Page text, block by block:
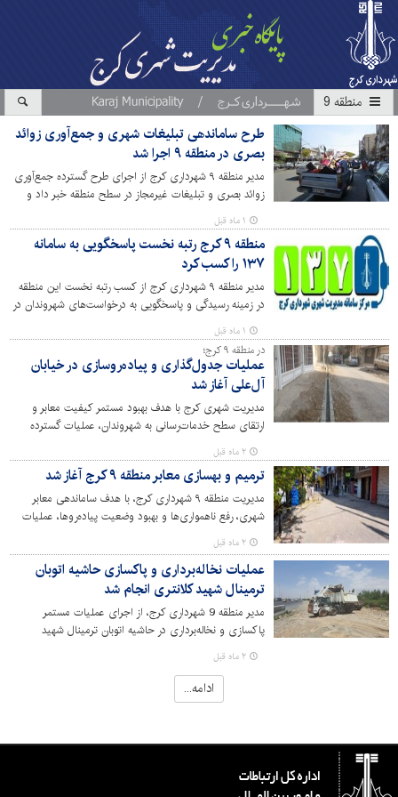
منطقه 9
طرح ساماندهی تبلیغات شهری و جمع‌آوری زوائد
بصری در منطقه ۹ اجرا شد
مدیر منطقه ۹ شهرداری کرج از اجرای طرح گسترده جمع‌آوری
زوائد بصری و تبلیغات غیرمجاز در سطح منطقه خبر داد و
گفت: ارتقای کیفیت منظر شهری و ساماندهی فضاهای
عمومی از اولویت‌های مدیریت شهری در منطقه ۹ است.
۱ ماه قبل
منطقه ۹ کرج رتبه نخست پاسخگویی به سامانه
۱۳۷ را کسب کرد
مدیر منطقه ۹ شهرداری کرج از کسب رتبه نخست این منطقه
در زمینه رسیدگی و پاسخگویی به درخواست‌های شهروندان در
موفقیت را حاصل تلاش مستمر کارکنان و توجه ویژه به تکریم
ارباب رجوع دانست.
۱ ماه قبل
در منطقه ۹ کرج؛
عملیات جدول‌گذاری و پیاده‌روسازی در خیابان
آل‌علی آغاز شد
مدیریت شهری کرج با هدف بهبود مستمر کیفیت معابر و
ارتقای سطح خدمات‌رسانی به شهروندان، عملیات گسترده
جدول‌گذاری و پیاده‌روسازی را در خیابان آل‌علی واقع در محله
مظاهری آغاز کرد. این طرح که با تلاش شبانه‌روزی معاونت
عمران منطقه ۹ به اجرا درآمده است، علاوه بر ساماندهی انهار و
هدایت آب‌های سطحی، به زیباسازی منظر شهری و تسهیل
تردد شهروندان می‌انجامد.
۲ ماه قبل
ترمیم و بهسازی معابر منطقه ۹ کرج آغاز شد
مدیریت منطقه ۹ شهرداری کرج، با هدف ساماندهی معابر
شهری، رفع ناهمواری‌ها و بهبود وضعیت پیاده‌روها، عملیات
گسترده ترمیم و بازسازی معابر را در دستور کار قرار داده است.
۲ ماه قبل
عملیات نخاله‌برداری و پاکسازی حاشیه اتوبان
ترمینال شهید کلانتری انجام شد
مدیر منطقه 9 شهرداری کرج، از اجرای عملیات مستمر
پاکسازی و نخاله‌برداری در حاشیه اتوبان ترمینال شهید
کلانتری و معابر سطح منطقه با هدف ارتقای کیفیت
زیست‌محیطی و بهداشت عمومی خبر داد.
۲ ماه قبل
ادامه...